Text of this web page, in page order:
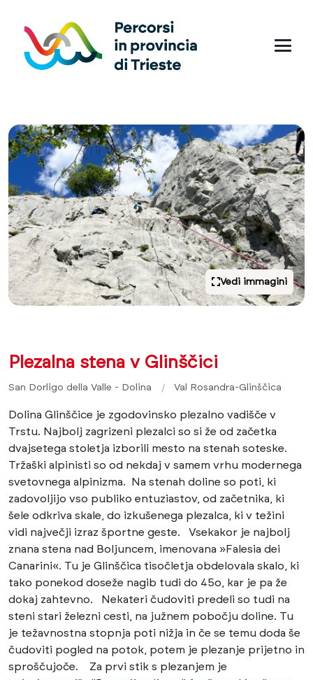
Vedi immagini
Plezalna stena v Glinščici
San Dorligo della Valle - Dolina Val Rosandra-Glinščica
Dolina Glinščice je zgodovinsko plezalno vadišče v
Trstu. Najbolj zagrizeni plezalci so si že od začetka
dvajsetega stoletja izborili mesto na stenah soteske.
Tržaški alpinisti so od nekdaj v samem vrhu modernega
svetovnega alpinizma. Na stenah doline so poti, ki
zadovoljijo vso publiko entuziastov, od začetnika, ki
šele odkriva skale, do izkušenega plezalca, ki v težini
vidi največji izraz športne geste. Vsekakor je najbolj
znana stena nad Boljuncem, imenovana »Falesia dei
Canarini«. Tu je Glinščica tisočletja obdelovala skalo, ki
tako ponekod doseže nagib tudi do 45o, kar je pa že
dokaj zahtevno. Nekateri čudoviti predeli so tudi na
steni stari železni cesti, na južnem pobočju doline. Tu
je težavnostna stopnja poti nižja in če se temu doda še
čudoviti pogled na potok, potem je plezanje prijetno in
sproščujoče. Za prvi stik s plezanjem je